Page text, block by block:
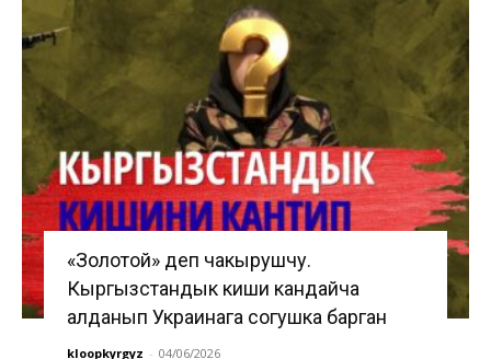
«Золотой» деп чакырушчу.
Кыргызстандык киши кандайча
алданып Украинага согушка барган
kloopkyrgyz - 04/06/2026